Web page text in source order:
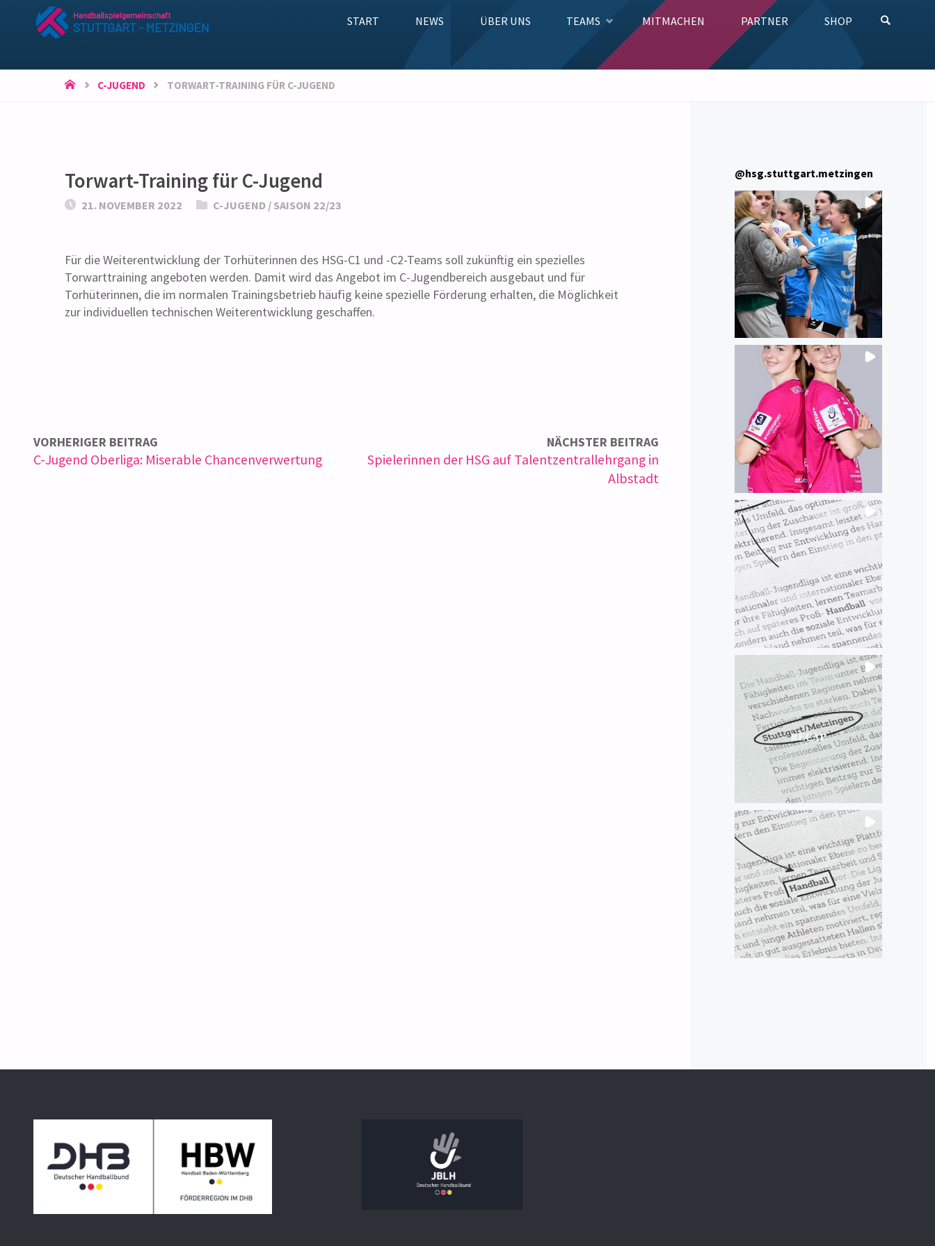
Zum
START NEWS ÜBER UNS TEAMS MITMACHEN PARTNER SHOP
STARTC-JUGEND TORWART-TRAINING FÜR C-JUGEND
Torwart-Training für C-Jugend
21. NOVEMBER 2022 C-JUGEND / SAISON 22/23
Für die Weiterentwicklung der Torhüterinnen des HSG-C1 und -C2-Teams soll zukünftig ein spezielles
Torwarttraining angeboten werden. Damit wird das Angebot im C-Jugendbereich ausgebaut und für
Torhüterinnen, die im normalen Trainingsbetrieb häufig keine spezielle Förderung erhalten, die Möglichkeit
zur individuellen technischen Weiterentwicklung geschaffen.
VORHERIGER BEITRAG
C-Jugend Oberliga: Miserable Chancenverwertung
NÄCHSTER BEITRAG
Spielerinnen der HSG auf Talentzentrallehrgang in
Albstadt
@hsg.stuttgart.metzingen